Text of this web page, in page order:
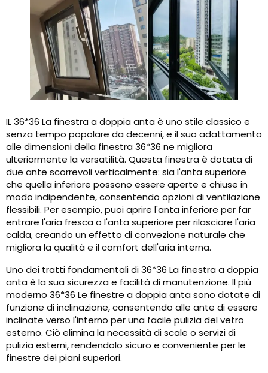
IL 36*36 La finestra a doppia anta è uno stile classico e
senza tempo popolare da decenni, e il suo adattamento
alle dimensioni della finestra 36*36 ne migliora
ulteriormente la versatilità. Questa finestra è dotata di
due ante scorrevoli verticalmente: sia l'anta superiore
che quella inferiore possono essere aperte e chiuse in
modo indipendente, consentendo opzioni di ventilazione
flessibili. Per esempio, puoi aprire l'anta inferiore per far
entrare l'aria fresca o l'anta superiore per rilasciare l'aria
calda, creando un effetto di convezione naturale che
migliora la qualità e il comfort dell'aria interna.
Uno dei tratti fondamentali di 36*36 La finestra a doppia
anta è la sua sicurezza e facilità di manutenzione. Il più
moderno 36*36 Le finestre a doppia anta sono dotate di
funzione di inclinazione, consentendo alle ante di essere
inclinate verso l'interno per una facile pulizia del vetro
esterno. Ciò elimina la necessità di scale o servizi di
pulizia esterni, rendendolo sicuro e conveniente per le
finestre dei piani superiori.